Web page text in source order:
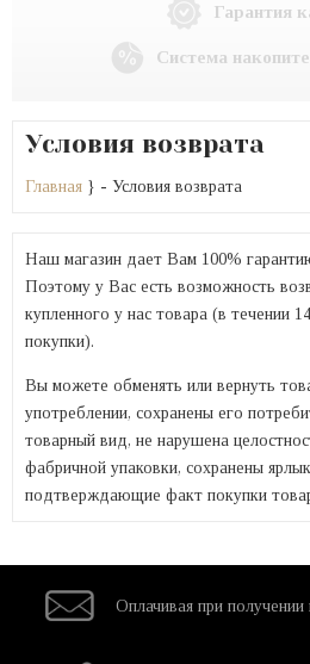
Гарантия
Система
Условия возврата
Главная } - Условия возврата
Наш магазин дает Вам 100%
Поэтому у Вас есть возможность
купленного у нас товара (в течении
покупки).
Вы можете обменять или вернуть
употреблении, сохранены его
товарный вид, не нарушена
фабричной упаковки, сохранены
подтверждающие факт покупки
Оплачивая при получении